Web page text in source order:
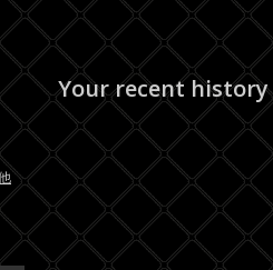
Your recent history